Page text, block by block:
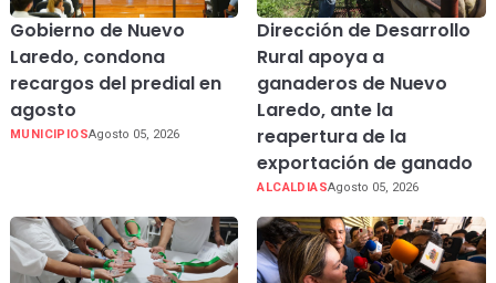
Gobierno de Nuevo
Laredo, condona
recargos del predial en
agosto
MUNICIPIOSAgosto 05, 2026
Dirección de Desarrollo
Rural apoya a
ganaderos de Nuevo
Laredo, ante la
reapertura de la
exportación de ganado
ALCALDIASAgosto 05, 2026